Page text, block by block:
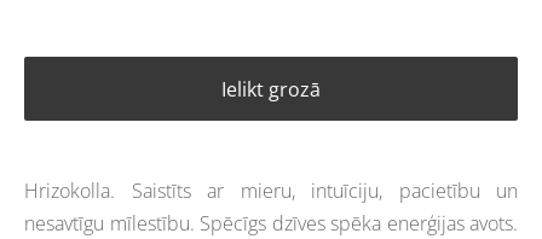
Ielikt grozā
Hrizokolla. Saistīts ar mieru, intuīciju, pacietību un
nesavtīgu mīlestību. Spēcīgs dzīves spēka enerģijas avots.